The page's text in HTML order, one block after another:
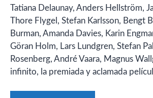
Tatiana Delaunay, Anders Hellström,
Thore Flygel, Stefan Karlsson, Bengt
Burman, Amanda Davies, Karin
Göran Holm, Lars Lundgren, Stefan
Rosenberg, André Vaara, Magnus
infinito, la premiada y aclamada